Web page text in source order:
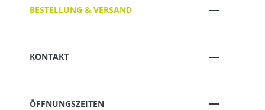
BESTELLUNG & VERSAND
KONTAKT
ÖFFNUNGSZEITEN